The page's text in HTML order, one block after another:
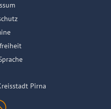
Pirna